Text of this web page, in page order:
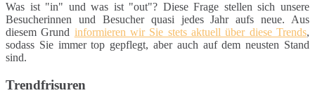
Was ist "in" und was ist "out"? Diese Frage stellen sich unsere
Besucherinnen und Besucher quasi jedes Jahr aufs neue. Aus
diesem Grund informieren wir Sie stets aktuell über diese Trends,
sodass Sie immer top gepflegt, aber auch auf dem neusten Stand
sind.
Trendfrisuren